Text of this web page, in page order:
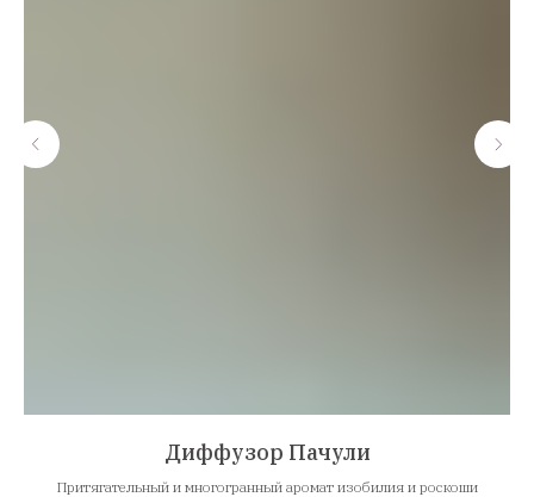
Диффузор Пачули
Притягательный и многогранный аромат изобилия и роскоши